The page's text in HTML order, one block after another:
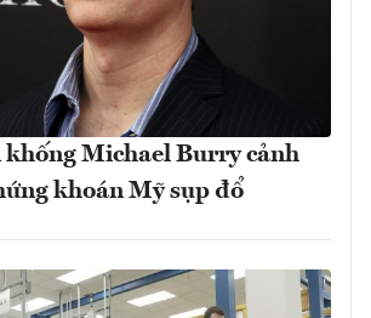
khống Michael Burry cảnh
khoán Mỹ sụp đổ